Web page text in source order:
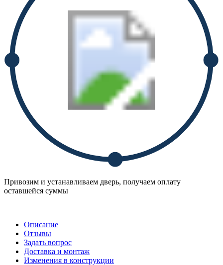
Привозим и устанавливаем дверь, получаем оплату
оставшейся суммы
Описание
Отзывы
Задать вопрос
Доставка и монтаж
Изменения в конструкции